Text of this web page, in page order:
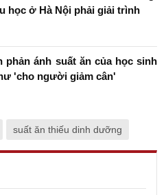
học ở Hà Nội phải giải trình
phản ánh suất ăn của học sinh
'cho người giảm cân'
suất ăn thiếu dinh dưỡng